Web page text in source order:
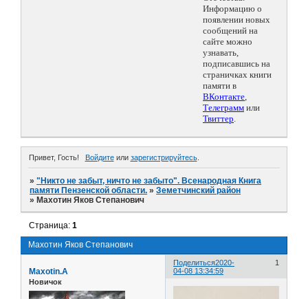
Информацию о
появлении новых
сообщений на
сайте можно
узнавать,
подписавшись на
страничках книги
памяти в
ВКонтакте,
Телеграмм или
Твиттер.
Привет, Гость! Войдитеили зарегистрируйтесь.
»"Никто не забыт, ничто не забыто". Всенародная Книга
памяти Пензенской области. »Земетчинский район
» Махотин Яков Степанович
Махотин Яков Степанович
Страница:1
Поделиться 1
2020-
04-08 13:34:59
Maxotin.A
Новичок